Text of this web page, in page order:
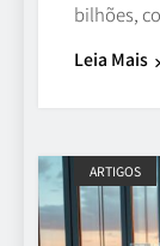
bilhões,
Leia Mais
ARTIGOS